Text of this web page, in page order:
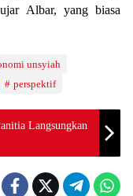
Albar, yang biasa
unsyiah
perspektif
Langsungkan